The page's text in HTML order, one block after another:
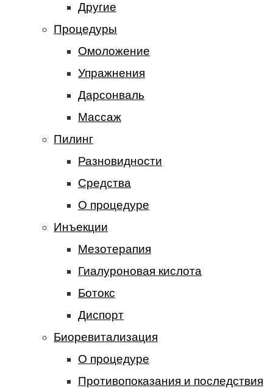
Другие
Процедуры
Омоложение
Упражнения
Дарсонваль
Массаж
Пилинг
Разновидности
Средства
О процедуре
Инъекции
Мезотерапия
Гиалуроновая кислота
Ботокс
Диспорт
Биоревитализация
О процедуре
Противопоказания и последствия